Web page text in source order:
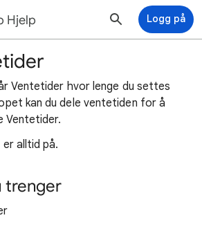
Hjelp Logg på
Ventetider hvor lenge du settes
kan du dele ventetiden for å
Ventetider.
alltid på.
trenger